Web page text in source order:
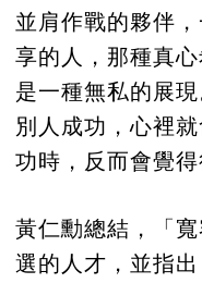
並肩作戰的夥伴
享的人，那種真
是一種無私的展
別人成功，心裡
功時，反而會覺得
黃仁勳總結，「
選的人才，並指